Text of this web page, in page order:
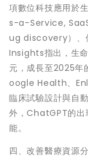
項數位科技應用於
s-a-Service, SaaS
ug discovery）、
Insights指出，生
元，成長至2025年
oogle Health、
臨床試驗設計與自
外，ChatGPT的出
能。
四、改善醫療資源